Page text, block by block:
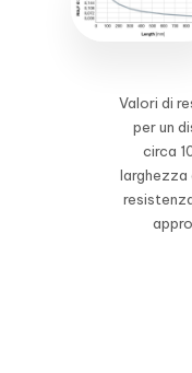
Valori di
per un
circa
larghezza